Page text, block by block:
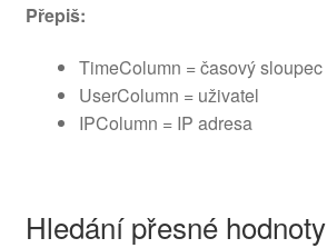
Přepiš:
TimeColumn = časový sloupec
UserColumn = uživatel
IPColumn = IP adresa
Hledání přesné hodnoty